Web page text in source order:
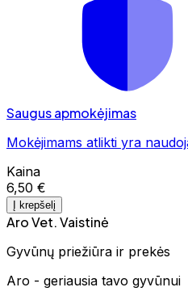
Saugus apmokėjimas
Mokėjimams atlikti yra
Kaina
6,50 €
Į krepšelį
Aro Vet. Vaistinė
Gyvūnų priežiūra ir prekės
Aro - geriausia tavo gyvūnui